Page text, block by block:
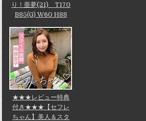
り！亜夢(21) T170
B85(G) W60 H88
★★★レビュー特典
付き★★★【セフレ
ちゃん】美人＆スタ